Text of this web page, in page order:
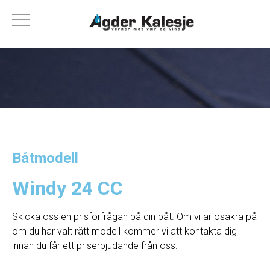
Båtmodell
Windy 24 CC
Skicka oss en prisförfrågan på din båt. Om vi ​​är osäkra på
om du har valt rätt modell kommer vi att kontakta dig
innan du får ett priserbjudande från oss.